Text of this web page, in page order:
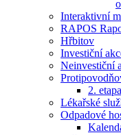
Interaktivní
RAPOS
Hřbitov
Investiční
Neinvestiční
2.
Lékařské
Odpadové